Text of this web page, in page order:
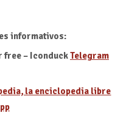
informativos:
Telegram